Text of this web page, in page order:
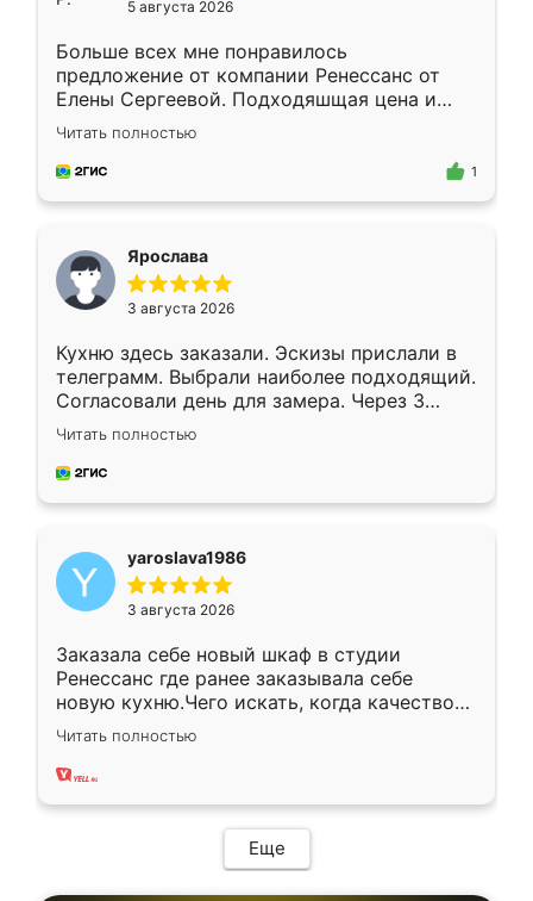
5 августа 2026
Больше всех мне понравилось
предложение от компании Ренессанс от
Елены Сергеевой. Подходяшщая цена и
короткие сроки изготовления. Приехавший
для замера сотрудник Владислав
предложил по моему эскизу самый
Читать полностью
1
Ярослава
3 августа 2026
Кухню здесь заказали. Эскизы прислали в
телеграмм. Выбрали наиболее подходящий.
Согласовали день для замера. Через 3
недели кухня была уже готова. Остались
довольны работой. Спасибо Ренессанс
мебель за качественную работу!
Читать полностью
yaroslava1986
3 августа 2026
Заказала себе новый шкаф в студии
Ренессанс где ранее заказывала себе
новую кухню.Чего искать, когда качеством
вполне довольна. Служит кухня уже почти
два года, нареканий нет.
Читать полностью
Еще